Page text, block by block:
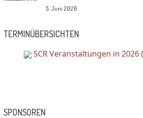
5. Juni 2026
TERMINÜBERSICHTEN
SCR Veranstaltungen in 2026
SPONSOREN